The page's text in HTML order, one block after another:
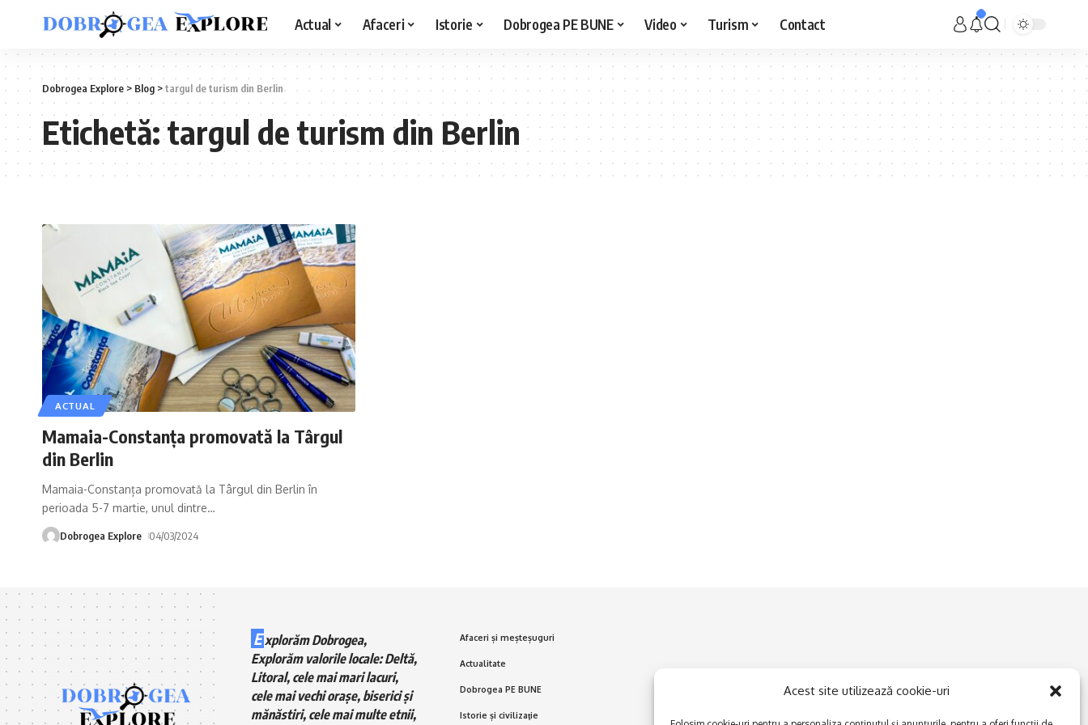
Acest site utilizează cookie-uri
Actual Afaceri Istorie Dobrogea PE BUNE Video Turism Contact
Dobrogea Explore> Blog >targul de turism din Berlin
Etichetă:targul de turism din Berlin
ACTUAL
Mamaia-Constanța promovată la Târgul
din Berlin
Mamaia-Constanța promovată la Târgul din Berlin în
perioada 5-7 martie, unul dintre…
Dobrogea Explore 04/03/2024
E xplorăm Dobrogea,
Explorăm valorile locale: Deltă,
Litoral, cele mai mari lacuri,
cele mai vechi orașe, biserici și
mănăstiri, cele mai multe etnii,
Afaceri și meșteșuguri
Actualitate
Dobrogea PE BUNE
Istorie și civilizaţie